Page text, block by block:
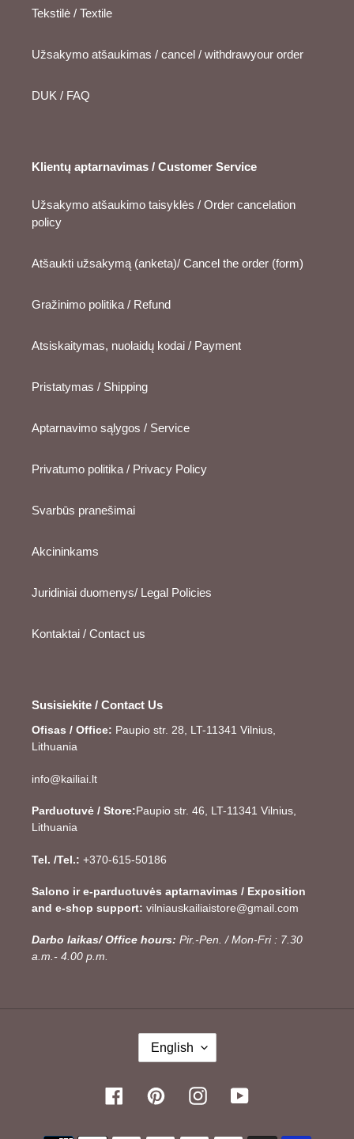
Tekstilė / Textile
Užsakymo atšaukimas / cancel / withdrawyour order
DUK / FAQ
Klientų aptarnavimas / Customer Service
Užsakymo atšaukimo taisyklės / Order cancelation
policy
Atšaukti užsakymą (anketa)/ Cancel the order (form)
Gražinimo politika / Refund
Atsiskaitymas, nuolaidų kodai / Payment
Pristatymas / Shipping
Aptarnavimo sąlygos / Service
Privatumo politika / Privacy Policy
Svarbūs pranešimai
Akcininkams
Juridiniai duomenys/ Legal Policies
Kontaktai / Contact us
Susisiekite / Contact Us
Ofisas / Office: Paupio str. 28, LT-11341 Vilnius,
Lithuania
info@kailiai.lt
Parduotuvė / Store:Paupio str. 46, LT-11341 Vilnius,
Lithuania
Tel. /Tel.: +370-615-50186
Salono ir e-parduotuvės aptarnavimas / Exposition
and e-shop support: vilniauskailiaistore@gmail.com
Darbo laikas/ Office hours: Pir.-Pen. / Mon-Fri : 7.30
a.m.- 4.00 p.m.
G
English
FacebookPinterestInstagramYouTube